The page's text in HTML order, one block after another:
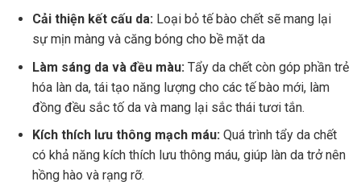
Cải thiện kết cấu da: Loại bỏ tế bào chết sẽ mang lại
sự mịn màng và căng bóng cho bề mặt da
Làm sáng da và đều màu: Tẩy da chết còn góp phần trẻ
hóa làn da, tái tạo năng lượng cho các tế bào mới, làm
đồng đều sắc tố da và mang lại sắc thái tươi tắn.
Kích thích lưu thông mạch máu: Quá trình tẩy da chết
có khả năng kích thích lưu thông máu, giúp làn da trở nên
hồng hào và rạng rỡ.